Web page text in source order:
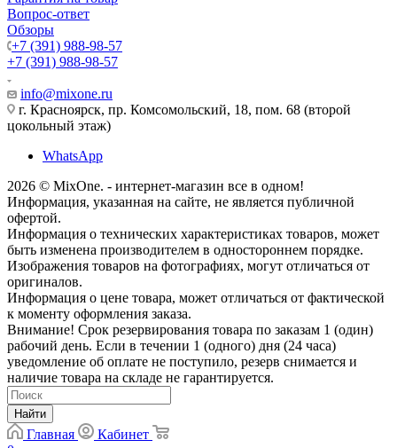
Вопрос-ответ
Обзоры
+7 (391) 988-98-57
+7 (391) 988-98-57
info@mixone.ru
г. Красноярск, пр. Комсомольский, 18, пом. 68 (второй
цокольный этаж)
WhatsApp
2026 © MixOne. - интернет-магазин все в одном!
Информация, указанная на сайте, не является публичной
офертой.
Информация о технических характеристиках товаров, может
быть изменена производителем в одностороннем порядке.
Изображения товаров на фотографиях, могут отличаться от
оригиналов.
Информация о цене товара, может отличаться от фактической
к моменту оформления заказа.
Внимание! Срок резервирования товара по заказам 1 (один)
рабочий день. Если в течении 1 (одного) дня (24 часа)
уведомление об оплате не поступило, резерв снимается и
наличие товара на складе не гарантируется.
Найти
Главная
Кабинет